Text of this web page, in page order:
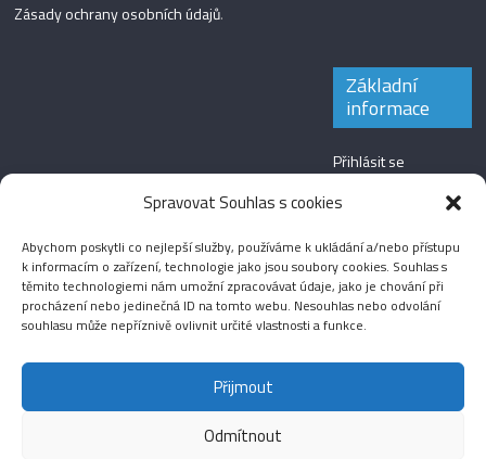
Spravovat Souhlas s cookies
Abychom poskytli co nejlepší služby, používáme k ukládání a/nebo přístupu
k informacím o zařízení, technologie jako jsou soubory cookies. Souhlas s
těmito technologiemi nám umožní zpracovávat údaje, jako je chování při
procházení nebo jedinečná ID na tomto webu. Nesouhlas nebo odvolání
souhlasu může nepříznivě ovlivnit určité vlastnosti a funkce.
Přijmout
Odmítnout
Zásady ochrany osobních údajů.
Základní
informace
Přihlásit se
Zdroj kanálů
Kanál komentářů
Česká lokalizace
Fotografie Audio